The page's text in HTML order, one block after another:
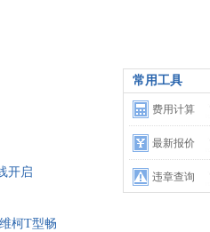
开启
柯T型畅
常用工具
费用计算
最新报价
违章查询